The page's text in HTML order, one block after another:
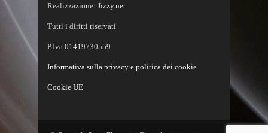
Realizzazione: Jizzy.net
Tutti i diritti riservati
P.Iva 01419730559
Informativa sulla privacy e politica dei cookie
Cookie UE